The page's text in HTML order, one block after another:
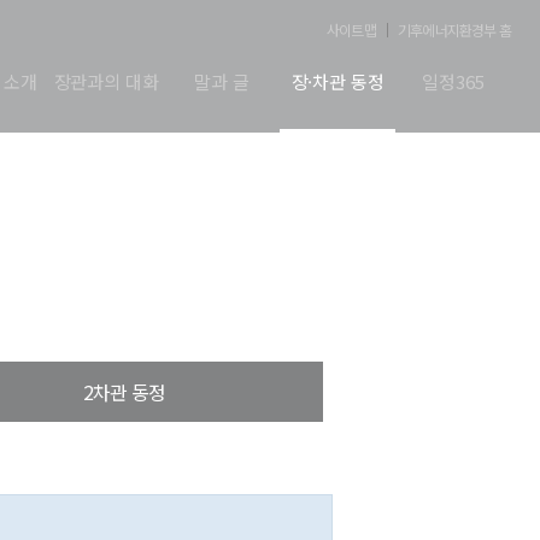
사이트맵 기후에너지환경부 홈
개 장관과의 대화 말과 글 장·차관 동정 일정365
2차관 동정